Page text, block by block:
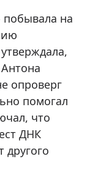
побывала на
опроверг
помогал
что
ДНК
другого